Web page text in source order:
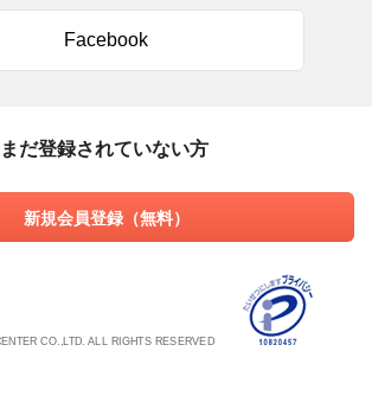
Facebook
まだ登録されていない方
新規会員登録（無料）
CO.,LTD. ALL RIGHTS RESERVED